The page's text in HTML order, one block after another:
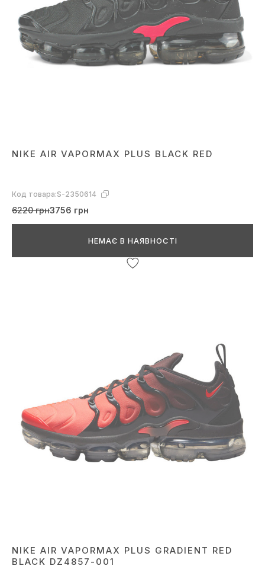
NIKE AIR VAPORMAX PLUS BLACK RED
Код товара:S-2350614
6220 грн3756 грн
НЕМАЄ В НАЯВНОСТІ
NIKE AIR VAPORMAX PLUS GRADIENT RED
BLACK DZ4857-001